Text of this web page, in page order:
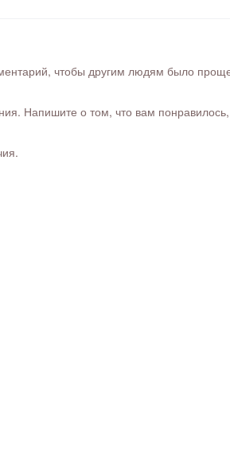
чтобы другим людям было
Напишите о том, что вам